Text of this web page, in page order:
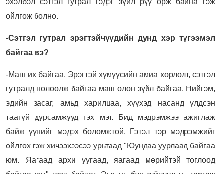
ойлгож болно.
-Сэтгэл гутрал эрэгтэйчүүдийн дунд хэр түгээмэл
байгаа вэ?
-Маш их байгаа. Эрэгтэй хүмүүсийн амиа хорлолт, сэтгэл
гутралд нөлөөлж байгаа маш олон зүйл байгаа. Нийгэм,
эдийн засаг, амьд харилцаа, хүүхэд насанд үлдсэн
таагүй дурсамжууд гэх мэт. Бид мэдрэмжээ ажиглаж
байж үүнийг мэдэх боломжтой. Гэтэл тэр мэдрэмжийг
ойлгох гэж хичээхээсээ урьтаад "Юундаа уурлаад байгаа
юм. Яагаад архи уугаад, яагаад мөрийтэй тоглоод